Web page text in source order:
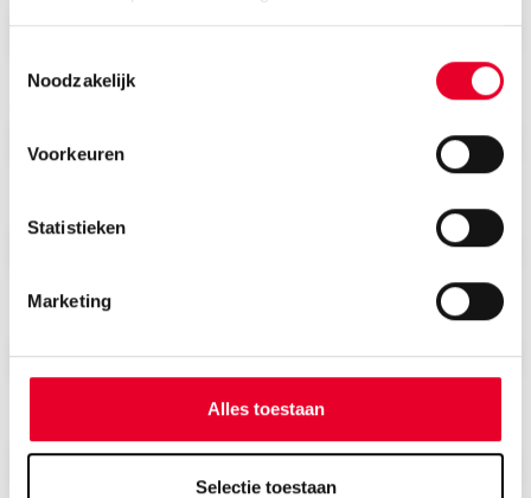
Noodzakelijk
Voorkeuren
Statistieken
Marketing
Alles toestaan
Selectie toestaan
Bedrijfsnaam